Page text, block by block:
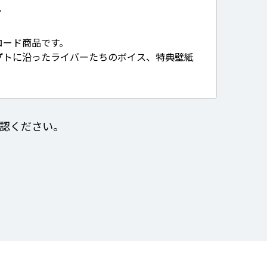
ド商品です。
に沿ったライバーたちのボイス、特典壁紙
ください。